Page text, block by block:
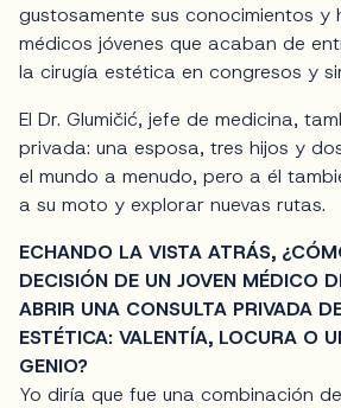
gustosamente sus conocimientos y
médicos jóvenes que acaban de
la cirugía estética en congresos y
El Dr. Glumičić, jefe de medicina,
privada: una esposa, tres hijos y
el mundo a menudo, pero a él
a su moto y explorar nuevas rutas.
ECHANDO LA VISTA ATRÁS,
DECISIÓN DE UN JOVEN MÉDICO
ABRIR UNA CONSULTA PRIVADA
ESTÉTICA: VALENTÍA, LOCURA O
GENIO?
Yo diría que fue una combinación